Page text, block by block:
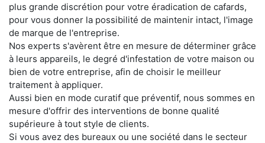
plus grande discrétion pour votre éradication de cafards,
pour vous donner la possibilité de maintenir intact, l'image
de marque de l'entreprise.
Nos experts s'avèrent être en mesure de déterminer grâce
à leurs appareils, le degré d'infestation de votre maison ou
bien de votre entreprise, afin de choisir le meilleur
traitement à appliquer.
Aussi bien en mode curatif que préventif, nous sommes en
mesure d'offrir des interventions de bonne qualité
supérieure à tout style de clients.
Si vous avez des bureaux ou une société dans le secteur